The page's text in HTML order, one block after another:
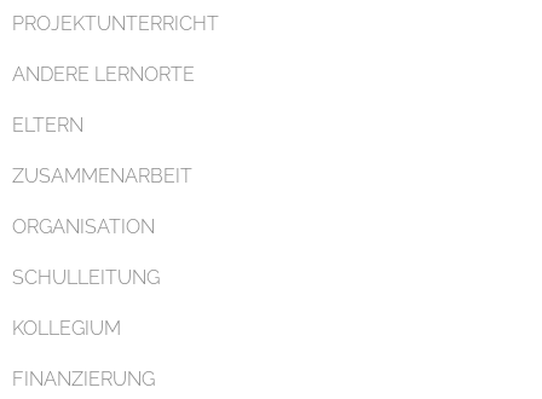
PROJEKTUNTERRICHT
ANDERE LERNORTE
ELTERN
ZUSAMMENARBEIT
ORGANISATION
SCHULLEITUNG
KOLLEGIUM
FINANZIERUNG